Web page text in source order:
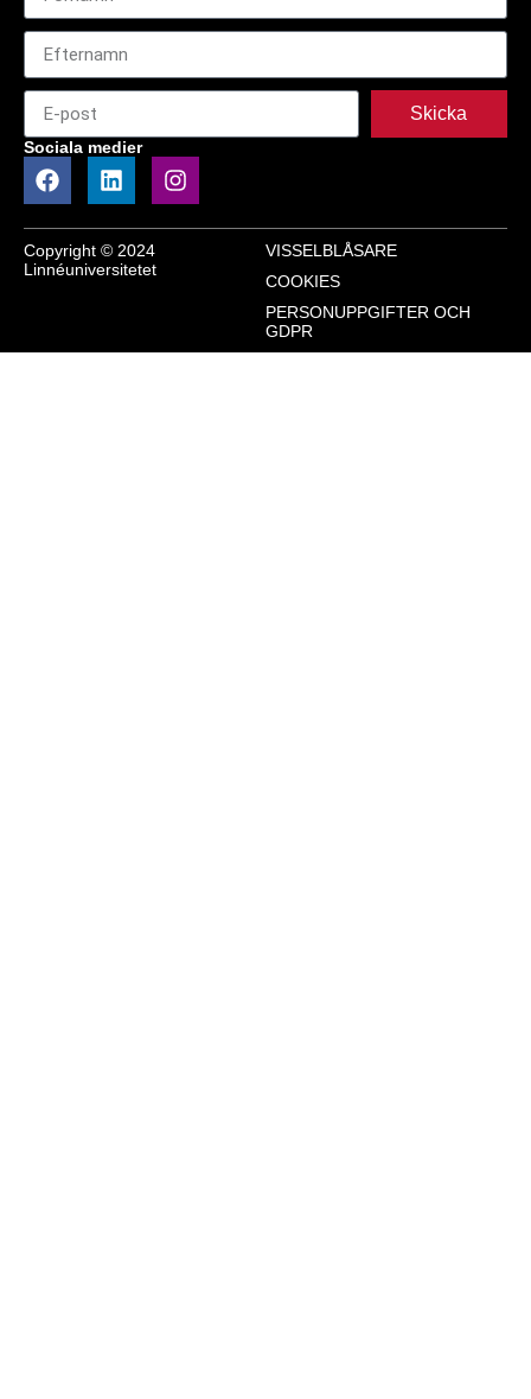
Skicka
Sociala medier
Copyright © 2024
Linnéuniversitetet
VISSELBLÅSARE
COOKIES
PERSONUPPGIFTER OCH
GDPR